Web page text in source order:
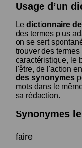
Usage d’un
Le dictionnaire
des termes plus
on se sert
trouver des
caractéristique, le
l'être, de l'action
des synonymes
mots dans le
sa rédaction.
Synonymes
faire